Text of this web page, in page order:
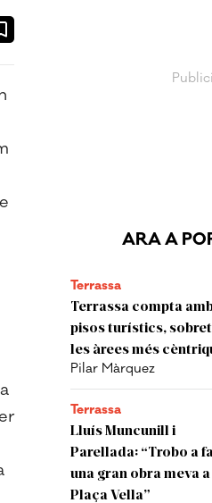
ARA A
Terrassa
Terrassa compta
pisos turístics,
les àrees més
Pilar Màrquez
Terrassa
Lluís Muncunill i
Parellada: “Trobo a
una gran obra meva
Plaça Vella”